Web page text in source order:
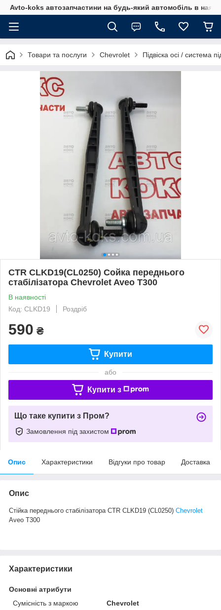
Avto-koks автозапчастини на будь-який автомобіль в
Товари та послуги Chevrolet Підвіска осі / система
CTR CLKD19(CL0250) Сойка переднього
стабілізатора Chevrolet Aveo T300
В наявності
Код: CLKD19
Роздріб
590 ₴
Купити
або
Купити з
Що таке купити з Пром?
Замовлення під захистом
Опис Характеристики Відгуки про товар Доставка
Опис
Стійка переднього стабілізатора CTR CLKD19 (CL0250) Chevrolet
Aveo T300
Характеристики
Основні атрибути
Сумісність з маркою
Chevrolet